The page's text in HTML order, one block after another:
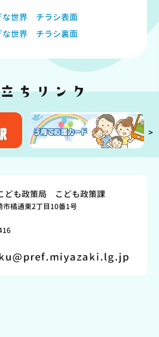
な世界 チラシ表面
な世界 チラシ裏面
>
ども政策局 こども政策課
橘通東2丁目10番1号